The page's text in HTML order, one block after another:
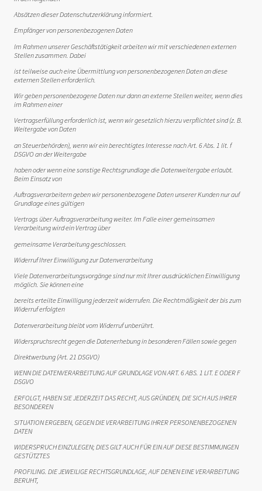
Absätzen dieser Datenschutzerklärung informiert.
Empfänger von personenbezogenen Daten
Im Rahmen unserer Geschäftstätigkeit arbeiten wir mit verschiedenen externen
Stellen zusammen. Dabei
ist teilweise auch eine Übermittlung von personenbezogenen Daten an diese
externen Stellen erforderlich.
Wir geben personenbezogene Daten nur dann an externe Stellen weiter, wenn dies
im Rahmen einer
Vertragserfüllung erforderlich ist, wenn wir gesetzlich hierzu verpflichtet sind (z. B.
Weitergabe von Daten
an Steuerbehörden), wenn wir ein berechtigtes Interesse nach Art. 6 Abs. 1 lit. f
DSGVO an der Weitergabe
haben oder wenn eine sonstige Rechtsgrundlage die Datenweitergabe erlaubt.
Beim Einsatz von
Auftragsverarbeitern geben wir personenbezogene Daten unserer Kunden nur auf
Grundlage eines gültigen
Vertrags über Auftragsverarbeitung weiter. Im Falle einer gemeinsamen
Verarbeitung wird ein Vertrag über
gemeinsame Verarbeitung geschlossen.
Widerruf Ihrer Einwilligung zur Datenverarbeitung
Viele Datenverarbeitungsvorgänge sind nur mit Ihrer ausdrücklichen Einwilligung
möglich. Sie können eine
bereits erteilte Einwilligung jederzeit widerrufen. Die Rechtmäßigkeit der bis zum
Widerruf erfolgten
Datenverarbeitung bleibt vom Widerruf unberührt.
Widerspruchsrecht gegen die Datenerhebung in besonderen Fällen sowie gegen
Direktwerbung (Art. 21 DSGVO)
WENN DIE DATENVERARBEITUNG AUF GRUNDLAGE VON ART. 6 ABS. 1 LIT. E ODER F
DSGVO
ERFOLGT, HABEN SIE JEDERZEIT DAS RECHT, AUS GRÜNDEN, DIE SICH AUS IHRER
BESONDEREN
SITUATION ERGEBEN, GEGEN DIE VERARBEITUNG IHRER PERSONENBEZOGENEN
DATEN
WIDERSPRUCH EINZULEGEN; DIES GILT AUCH FÜR EIN AUF DIESE BESTIMMUNGEN
GESTÜTZTES
PROFILING. DIE JEWEILIGE RECHTSGRUNDLAGE, AUF DENEN EINE VERARBEITUNG
BERUHT,